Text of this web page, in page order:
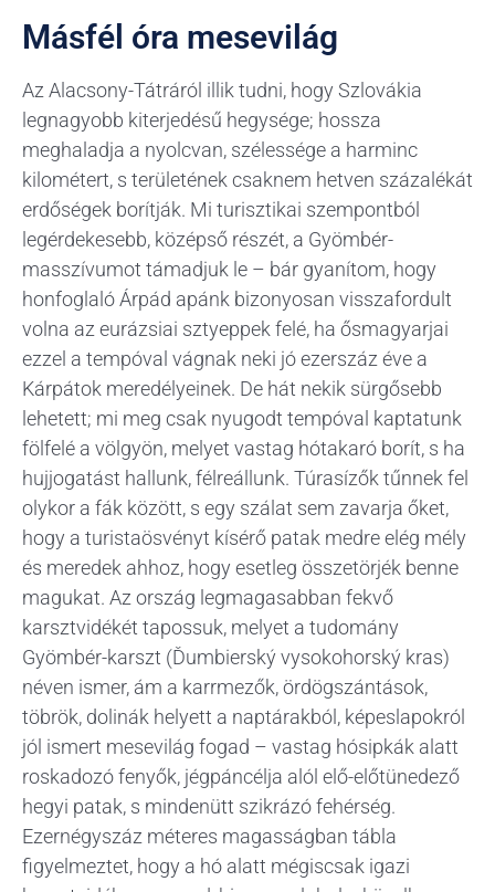
Másfél óra mesevilág
Az Alacsony-Tátráról illik tudni, hogy Szlovákia
legnagyobb kiterjedésű hegysége; hossza
meghaladja a nyolcvan, szélessége a harminc
kilométert, s területének csaknem hetven százalékát
erdőségek borítják. Mi turisztikai szempontból
legérdekesebb, középső részét, a Gyömbér-
masszívumot támadjuk le – bár gyanítom, hogy
honfoglaló Árpád apánk bizonyosan visszafordult
volna az eurázsiai sztyeppek felé, ha ősmagyarjai
ezzel a tempóval vágnak neki jó ezerszáz éve a
Kárpátok meredélyeinek. De hát nekik sürgősebb
lehetett; mi meg csak nyugodt tempóval kaptatunk
fölfelé a völgyön, melyet vastag hótakaró borít, s ha
hujjogatást hallunk, félreállunk. Túrasízők tűnnek fel
olykor a fák között, s egy szálat sem zavarja őket,
hogy a turistaösvényt kísérő patak medre elég mély
és meredek ahhoz, hogy esetleg összetörjék benne
magukat. Az ország legmagasabban fekvő
karsztvidékét tapossuk, melyet a tudomány
Gyömbér-karszt (Ďumbierský vysokohorský kras)
néven ismer, ám a karrmezők, ördögszántások,
töbrök, dolinák helyett a naptárakból, képeslapokról
jól ismert mesevilág fogad – vastag hósipkák alatt
roskadozó fenyők, jégpáncélja alól elő-előtünedező
hegyi patak, s mindenütt szikrázó fehérség.
Ezernégyszáz méteres magasságban tábla
figyelmeztet, hogy a hó alatt mégiscsak igazi